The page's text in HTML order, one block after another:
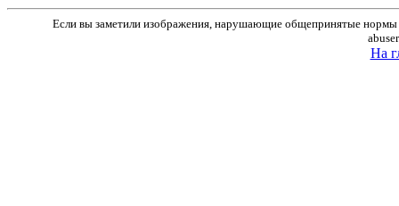
Если вы заметили изображения, нарушающие общепринятые нормы
На